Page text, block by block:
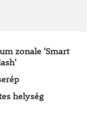
zonale 'Smart
helység